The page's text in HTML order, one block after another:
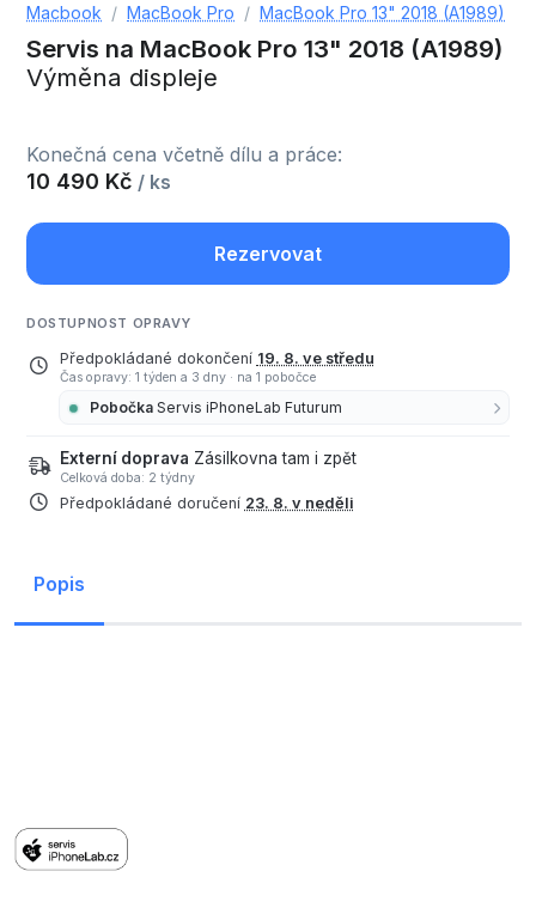
Macbook MacBook Pro MacBook Pro 13" 2018 (A1989)
Servis na MacBook Pro 13" 2018 (A1989)
Výměna displeje
Konečná cena včetně dílu a práce:
10 490 Kč / ks
Rezervovat
DOSTUPNOST OPRAVY
Předpokládané dokončení 19. 8. ve středu
Čas opravy: 1 týden a 3 dny · na 1 pobočce
Pobočka Servis iPhoneLab Futurum
Externí doprava Zásilkovna tam i zpět
Celková doba: 2 týdny
Předpokládané doručení 23. 8. v neděli
Popis